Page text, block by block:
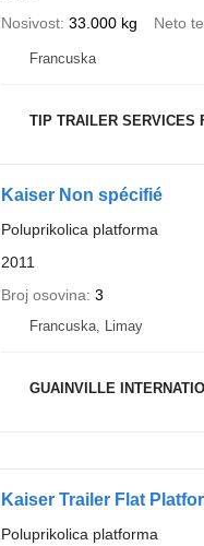
Nosivost 33.000 kg Neto
Francuska
TIP TRAILER SERVICES
Kaiser Non spécifié
Poluprikolica platforma
2011
Broj osovina 3
Francuska, Limay
GUAINVILLE
Kaiser Trailer Flat
Poluprikolica platforma